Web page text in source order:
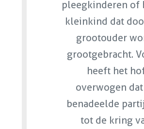
pleegkinderen of
kleinkind dat
grootouder
grootgebracht.
heeft het
overwogen
benadeelde
tot de kring